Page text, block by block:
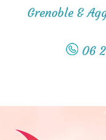
Grenoble &
06